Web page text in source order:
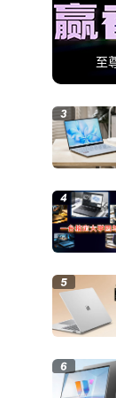
至